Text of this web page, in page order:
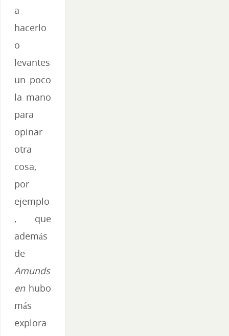
a
hacerlo
o
levantes
un poco
la mano
para
opinar
otra
cosa,
por
ejemplo
, que
además
de
Amunds
en hubo
más
explora